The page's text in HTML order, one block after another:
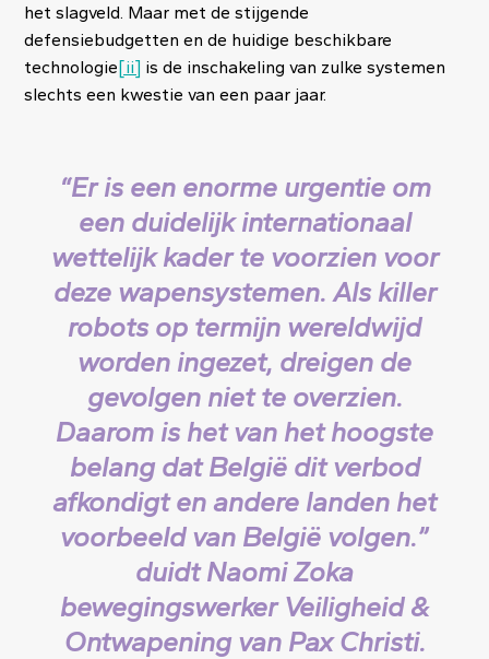
het slagveld. Maar met de stijgende
defensiebudgetten en de huidige beschikbare
technologie[ii] is de inschakeling van zulke systemen
slechts een kwestie van een paar jaar.
“Er is een enorme urgentie om
een duidelijk internationaal
wettelijk kader te voorzien voor
deze wapensystemen. Als killer
robots op termijn wereldwijd
worden ingezet, dreigen de
gevolgen niet te overzien.
Daarom is het van het hoogste
belang dat België dit verbod
afkondigt en andere landen het
voorbeeld van België volgen.”
duidt Naomi Zoka
bewegingswerker Veiligheid &
Ontwapening van Pax Christi.